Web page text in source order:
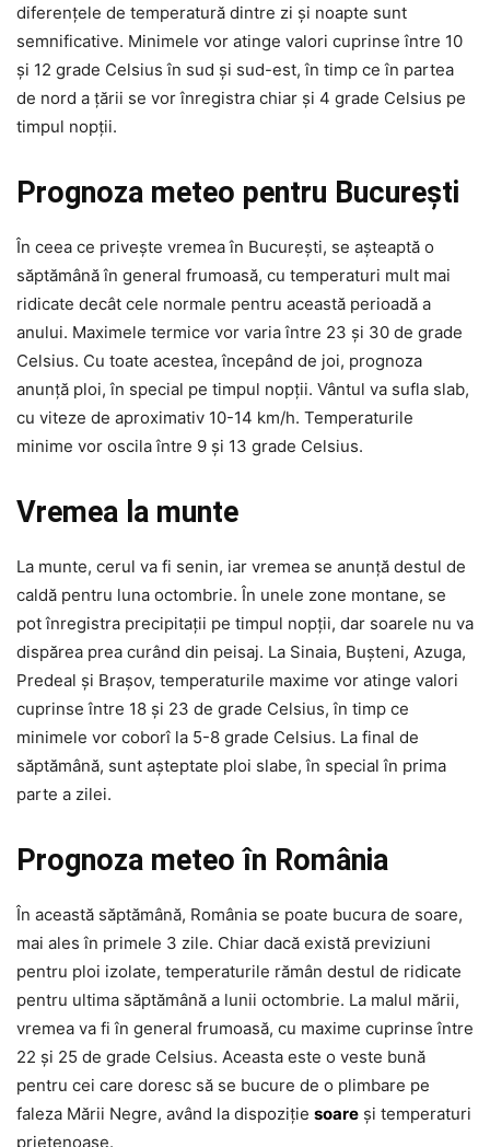
diferențele de temperatură dintre zi și noapte sunt
semnificative. Minimele vor atinge valori cuprinse între 10
și 12 grade Celsius în sud și sud-est, în timp ce în partea
de nord a țării se vor înregistra chiar și 4 grade Celsius pe
timpul nopții.
Prognoza meteo pentru București
În ceea ce privește vremea în București, se așteaptă o
săptămână în general frumoasă, cu temperaturi mult mai
ridicate decât cele normale pentru această perioadă a
anului. Maximele termice vor varia între 23 și 30 de grade
Celsius. Cu toate acestea, începând de joi, prognoza
anunță ploi, în special pe timpul nopții. Vântul va sufla slab,
cu viteze de aproximativ 10-14 km/h. Temperaturile
minime vor oscila între 9 și 13 grade Celsius.
Vremea la munte
La munte, cerul va fi senin, iar vremea se anunță destul de
caldă pentru luna octombrie. În unele zone montane, se
pot înregistra precipitații pe timpul nopții, dar soarele nu va
dispărea prea curând din peisaj. La Sinaia, Bușteni, Azuga,
Predeal și Brașov, temperaturile maxime vor atinge valori
cuprinse între 18 și 23 de grade Celsius, în timp ce
minimele vor coborî la 5-8 grade Celsius. La final de
săptămână, sunt așteptate ploi slabe, în special în prima
parte a zilei.
Prognoza meteo în România
În această săptămână, România se poate bucura de soare,
mai ales în primele 3 zile. Chiar dacă există previziuni
pentru ploi izolate, temperaturile rămân destul de ridicate
pentru ultima săptămână a lunii octombrie. La malul mării,
vremea va fi în general frumoasă, cu maxime cuprinse între
22 și 25 de grade Celsius. Aceasta este o veste bună
pentru cei care doresc să se bucure de o plimbare pe
faleza Mării Negre, având la dispoziție soare și temperaturi
prietenoase.